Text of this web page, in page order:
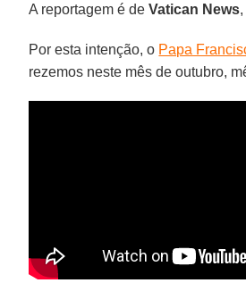
A reportagem é deVatican News
Por esta intenção, o Papa
rezemos neste mês de outubro,